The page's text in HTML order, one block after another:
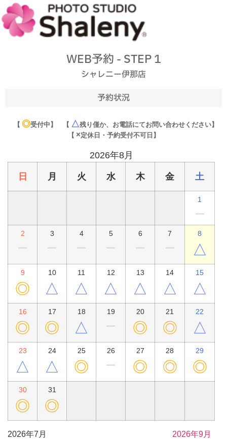
WEB予約 - STEP 1
シャレニー伊那店
予約状況
【 ◎受付中】 【 △残り僅か、お電話にてお問い合わせください】
【 ×定休日・予約受付不可日】
2026年8月
日 月 火 水 木 金 土
1
━
2
━
3
━
4
━
5
━
6
━
7
━
8
△
9
◎
10
△
11
△
12
△
13
△
14
△
15
△
16
◎
17
◎
18
△
19
━
20
◎
21
◎
22
△
23
△
24
△
25
◎
26
━
27
◎
28
◎
29
◎
30
◎
31
◎
2026年7月 2026年9月